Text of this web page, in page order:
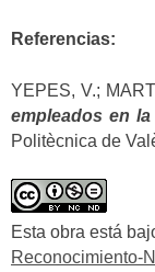
Referencias:
YEPES, V.;
empleados en
Politècnica de
Esta obra está
Reconocimiento-